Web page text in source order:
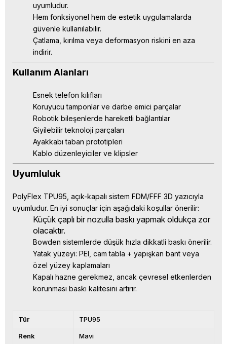
uyumludur.
Hem fonksiyonel hem de estetik uygulamalarda
güvenle kullanılabilir.
Çatlama, kırılma veya deformasyon riskini en aza
indirir.
Kullanım Alanları
Esnek telefon kılıfları
Koruyucu tamponlar ve darbe emici parçalar
Robotik bileşenlerde hareketli bağlantılar
Giyilebilir teknoloji parçaları
Ayakkabı taban prototipleri
Kablo düzenleyiciler ve klipsler
Uyumluluk
PolyFlex TPU95, açık-kapalı sistem FDM/FFF 3D yazıcıyla
uyumludur. En iyi sonuçlar için aşağıdaki koşullar önerilir:
Küçük çaplı bir nozulla baskı yapmak oldukça zor
olacaktır.
Bowden sistemlerde düşük hızla dikkatli baskı önerilir.
Yatak yüzeyi: PEI, cam tabla + yapışkan bant veya
özel yüzey kaplamaları
Kapalı hazne gerekmez, ancak çevresel etkenlerden
korunması baskı kalitesini artırır.
Tür TPU95
Renk Mavi